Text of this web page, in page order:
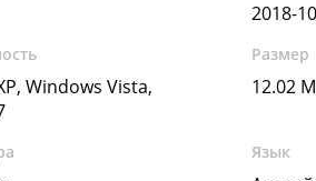
2018-
Windows Vista,
Размер
12.02
Язык